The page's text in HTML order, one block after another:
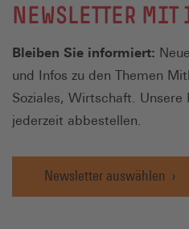
NEWSLETTER
Bleiben Sie informiert:
und Infos zu den Themen
Soziales, Wirtschaft. Unsere
jederzeit abbestellen.
Newsletter auswählen